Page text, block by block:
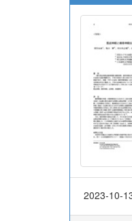
2023-10-